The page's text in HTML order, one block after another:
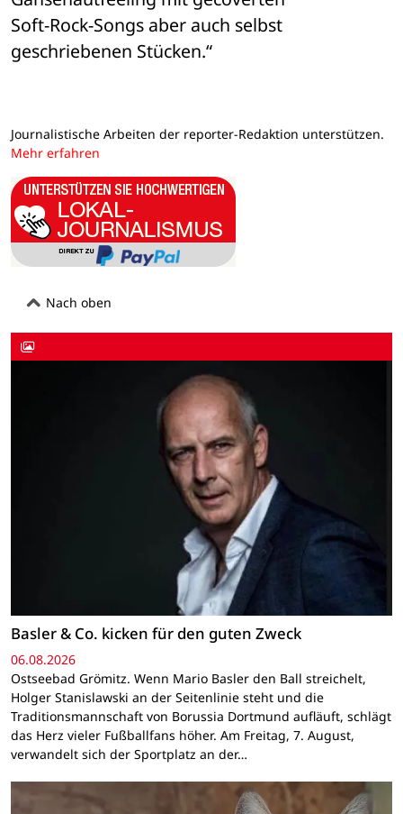
Soft-Rock-Songs aber auch selbst
geschriebenen Stücken.“
Journalistische Arbeiten der reporter-Redaktion unterstützen.
Mehr erfahren
Nach oben
Basler & Co. kicken für den guten Zweck
06.08.2026
Ostseebad Grömitz. Wenn Mario Basler den Ball streichelt,
Holger Stanislawski an der Seitenlinie steht und die
Traditionsmannschaft von Borussia Dortmund aufläuft, schlägt
das Herz vieler Fußballfans höher. Am Freitag, 7. August,
verwandelt sich der Sportplatz an der…